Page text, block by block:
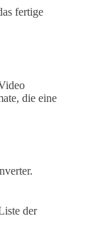
fertige
die eine
der